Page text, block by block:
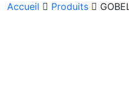
Accueil Produits